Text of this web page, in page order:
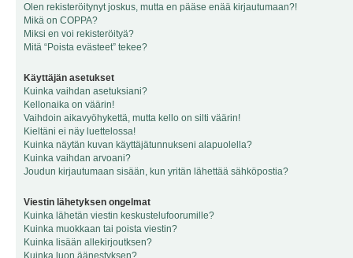
Olen rekisteröitynyt joskus, mutta en pääse enää kirjautumaan?!
Mikä on COPPA?
Miksi en voi rekisteröityä?
Mitä “Poista evästeet” tekee?
Käyttäjän asetukset
Kuinka vaihdan asetuksiani?
Kellonaika on väärin!
Vaihdoin aikavyöhykettä, mutta kello on silti väärin!
Kieltäni ei näy luettelossa!
Kuinka näytän kuvan käyttäjätunnukseni alapuolella?
Kuinka vaihdan arvoani?
Joudun kirjautumaan sisään, kun yritän lähettää sähköpostia?
Viestin lähetyksen ongelmat
Kuinka lähetän viestin keskustelufoorumille?
Kuinka muokkaan tai poista viestin?
Kuinka lisään allekirjoutksen?
Kuinka luon äänestyksen?